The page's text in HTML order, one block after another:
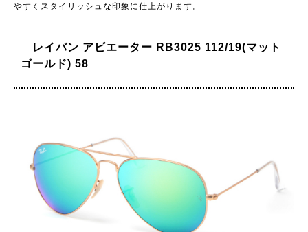
やすくスタイリッシュな印象に仕上がります。
レイバン アビエーター RB3025 112/19(マット
ゴールド) 58